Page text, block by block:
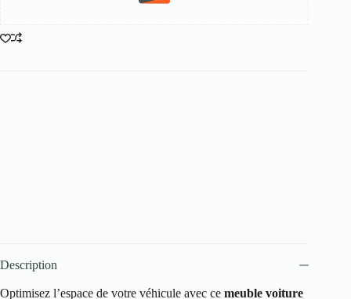
Description
Optimisez l’espace de votre véhicule avec ce meuble voiture